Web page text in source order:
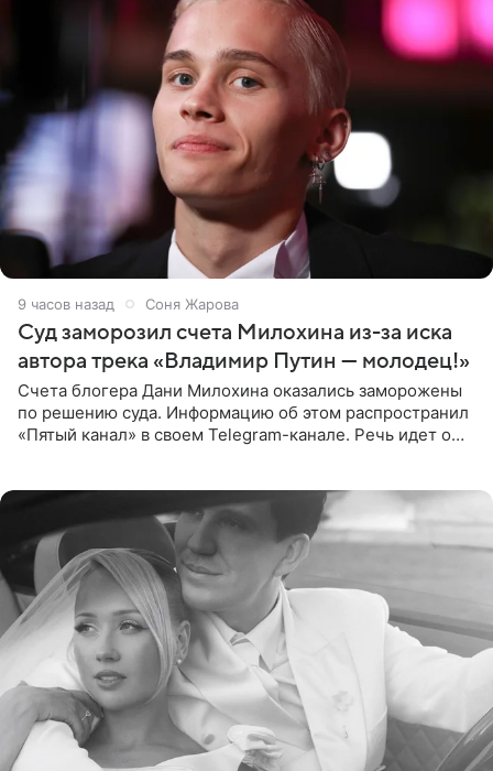
9 часов назад Соня Жарова
Суд заморозил счета Милохина из-за иска
автора трека «Владимир Путин — молодец!»
Счета блогера Дани Милохина оказались заморожены
по решению суда. Информацию об этом распространил
«Пятый канал» в своем Telegram-канале. Речь идет о